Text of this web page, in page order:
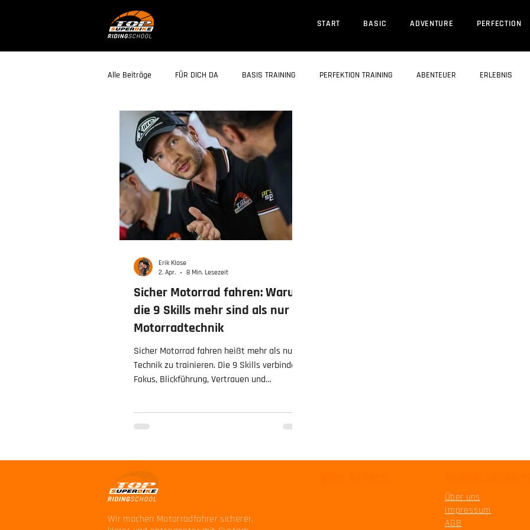
START BASIC ADVENTURE PERFECTION
Alle Beiträge FÜR DICH DA BASIS TRAINING PERFEKTION TRAINING ABENTEUER ERLEBNIS
Sicher Motorrad fahren: Warum
die 9 Skills mehr sind als nur
Motorradtechnik
Sicher Motorrad fahren heißt mehr als nur
Technik zu trainieren. Die 9 Skills verbinden
Fokus, Blickführung, Vertrauen und
Erik Klose
2. Apr.
8 Min. Lesezeit
Wir machen Motorradfahrer sicherer.
Über uns
Impressum
AGB